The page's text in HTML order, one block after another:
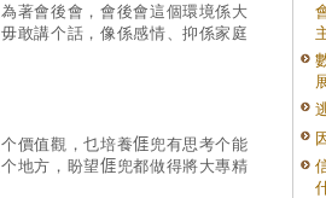
著會後會，會後會這個環境係大
敢講个話，像係感情、抑係家庭
價值觀，乜培養𠊎兜有思考个能
地方，盼望𠊎兜都做得將大專精